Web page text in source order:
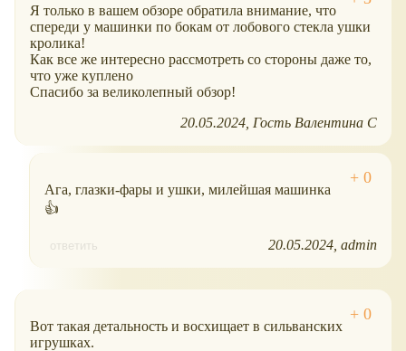
Я только в вашем обзоре обратила внимание, что
спереди у машинки по бокам от лобового стекла ушки
кролика!
Как все же интересно рассмотреть со стороны даже то,
что уже куплено
Спасибо за великолепный обзор!
20.05.2024 Гость Валентина С
Ага, глазки-фары и ушки, милейшая машинка
👍
ответить 20.05.2024 admin
Вот такая детальность и восхищает в сильванских
игрушках.